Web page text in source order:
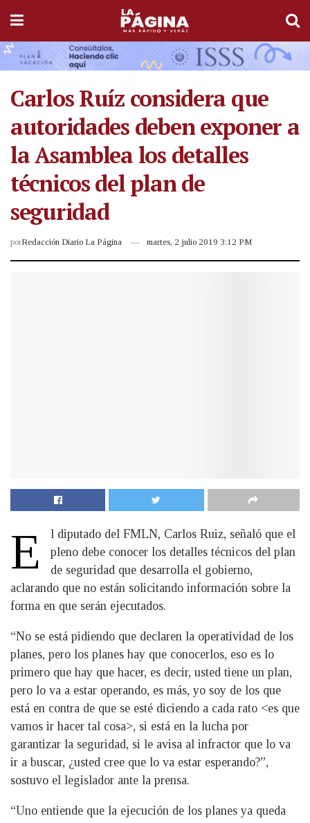
Carlos Ruíz considera que
autoridades deben exponer a
la Asamblea los detalles
técnicos del plan de
seguridad
porRedacción Diario La Página martes, 2 julio 2019 3:12 PM
E
l diputado del FMLN, Carlos Ruiz, señaló que el
pleno debe conocer los detalles técnicos del plan
de seguridad que desarrolla el gobierno,
aclarando que no están solicitando información sobre la
forma en que serán ejecutados.
“No se está pidiendo que declaren la operatividad de los
planes, pero los planes hay que conocerlos, eso es lo
primero que hay que hacer, es decir, usted tiene un plan,
pero lo va a estar operando, es más, yo soy de los que
está en contra de que se esté diciendo a cada rato <es que
vamos ir hacer tal cosa>, si está en la lucha por
garantizar la seguridad, si le avisa al infractor que lo va
ir a buscar, ¿usted cree que lo va estar esperando?”,
sostuvo el legislador ante la prensa.
“Uno entiende que la ejecución de los planes ya queda